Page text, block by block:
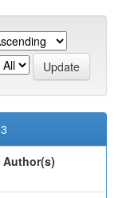
Author(s)